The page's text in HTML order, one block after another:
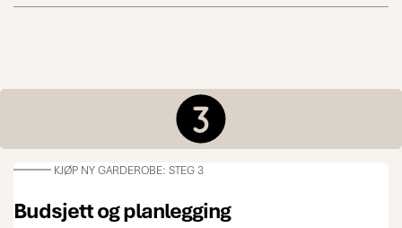
KJØP NY GARDEROBE: STEG 3
Budsjett og planlegging